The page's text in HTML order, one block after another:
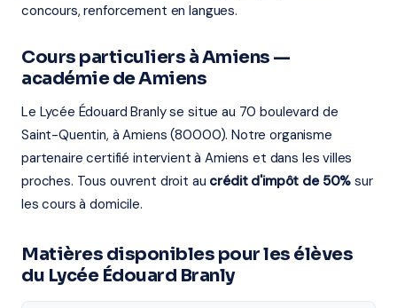
concours, renforcement en langues.
Cours particuliers à Amiens —
académie de Amiens
Le Lycée Édouard Branly se situe au 70 boulevard de
Saint-Quentin, à Amiens (80000). Notre organisme
partenaire certifié intervient à Amiens et dans les villes
proches. Tous ouvrent droit au crédit d'impôt de 50% sur
les cours à domicile.
Matières disponibles pour les élèves
du Lycée Édouard Branly